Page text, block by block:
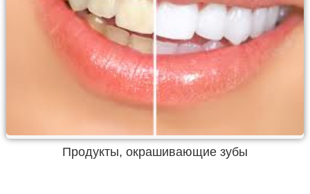
Продукты, окрашивающие зубы